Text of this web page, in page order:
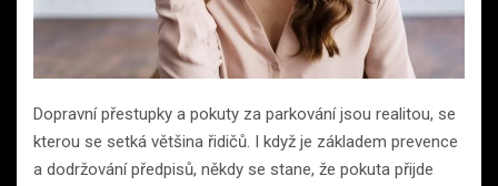
Dopravní přestupky a pokuty za parkování jsou realitou, se
kterou se setká většina řidičů. I když je základem prevence
a dodržování předpisů, někdy se stane, že pokuta přijde